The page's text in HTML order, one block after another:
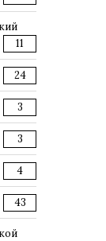
11
24
3
3
4
43